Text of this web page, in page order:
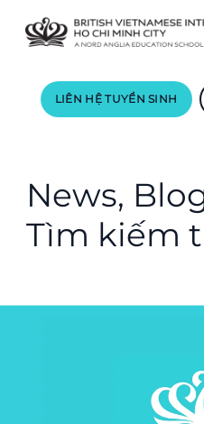
LIÊN HỆ TUYỂN SINH
News,
Tìm kiếm